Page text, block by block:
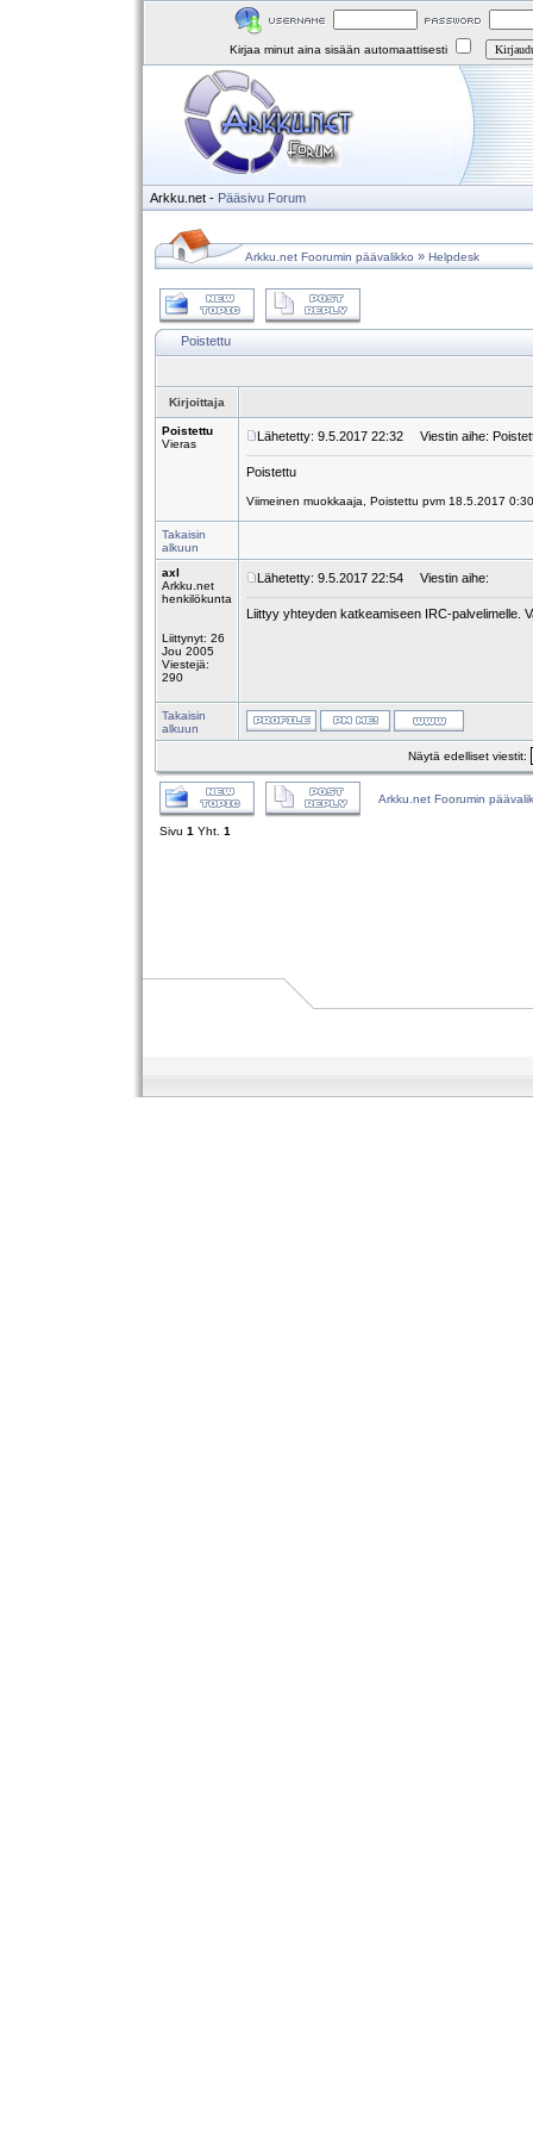
Kirjaa minut aina sisään automaattisesti
Arkku.net - Pääsivu Forum
Arkku.net Foorumin päävalikko » Helpdesk
Poistettu
Kirjoittaja
Poistettu
Vieras
Lähetetty: 9.5.2017 22:32 Viestin aihe:
Poistettu
Viimeinen muokkaaja, Poistettu pvm 18.5.2017
Takaisin
alkuun
axl
Arkku.net
henkilökunta
Liittynyt: 26
Jou 2005
Viestejä:
290
Lähetetty: 9.5.2017 22:54 Viestin aihe:
Liittyy yhteyden katkeamiseen IRC-palvelimelle.
Takaisin
alkuun
Näytä edelliset viestit:
Arkku.net Foorumin
Sivu 1 Yht. 1